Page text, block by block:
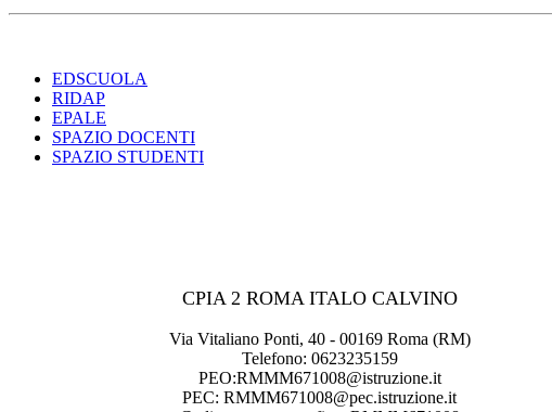
EDSCUOLA
RIDAP
EPALE
SPAZIO DOCENTI
SPAZIO STUDENTI
CPIA 2 ROMA ITALO CALVINO
Via Vitaliano Ponti, 40 - 00169 Roma (RM)
Telefono: 0623235159
PEO:RMMM671008@istruzione.it
PEC: RMMM671008@pec.istruzione.it